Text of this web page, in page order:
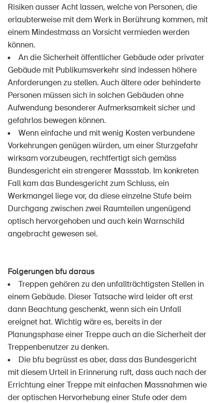
Risiken ausser Acht lassen, welche von Personen, die
erlaubterweise mit dem Werk in Berührung kommen, mit
einem Mindestmass an Vorsicht vermieden werden
können.
An die Sicherheit öffentlicher Gebäude oder privater
Gebäude mit Publikumsverkehr sind indessen höhere
Anforderungen zu stellen. Auch ältere oder behinderte
Personen müssen sich in solchen Gebäuden ohne
Aufwendung besonderer Aufmerksamkeit sicher und
gefahrlos bewegen können.
Wenn einfache und mit wenig Kosten verbundene
Vorkehrungen genügen würden, um einer Sturzgefahr
wirksam vorzubeugen, rechtfertigt sich gemäss
Bundesgericht ein strengerer Massstab. Im konkreten
Fall kam das Bundesgericht zum Schluss, ein
Werkmangel liege vor, da diese einzelne Stufe beim
Durchgang zwischen zwei Raumteilen ungenügend
optisch hervorgehoben und auch kein Warnschild
angebracht gewesen sei.
Folgerungen bfu daraus
Treppen gehören zu den unfallträchtigsten Stellen in
einem Gebäude. Dieser Tatsache wird leider oft erst
dann Beachtung geschenkt, wenn sich ein Unfall
ereignet hat. Wichtig wäre es, bereits in der
Planungsphase einer Treppe auch an die Sicherheit der
Treppenbenutzer zu denken.
Die bfu begrüsst es aber, dass das Bundesgericht
mit diesem Urteil in Erinnerung ruft, dass auch nach der
Errichtung einer Treppe mit einfachen Massnahmen wie
der optischen Hervorhebung einer Stufe oder dem